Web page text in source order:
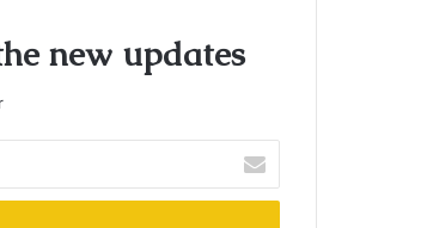
new updates!
بريدك
الإلكتروني